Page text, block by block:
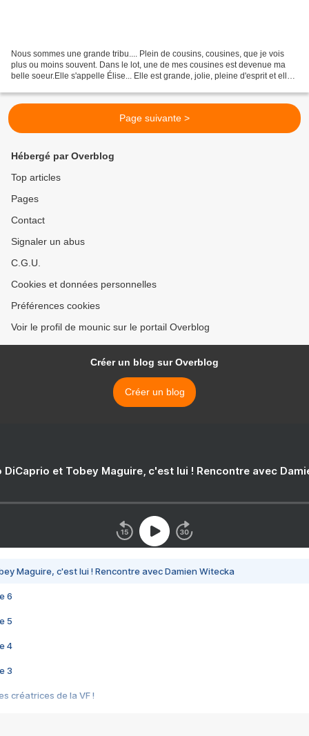
Nous sommes une grande tribu.... Plein de cousins, cousines, que je vois
plus ou moins souvent. Dans le lot, une de mes cousines est devenue ma
belle soeur.Elle s'appelle Élise... Elle est grande, jolie, pleine d'esprit et elle
Page suivante >
Hébergé par Overblog
Top articles
Pages
Contact
Signaler un abus
C.G.U.
Cookies et données personnelles
Préférences cookies
Voir le profil de mounic sur le portail Overblog
Créer un blog sur Overblog
Créer un blog
DiCaprio et Tobey Maguire, c'est lui ! Rencontre avec
Maguire, c'est lui ! Rencontre avec Damien Witecka
6
5
4
3
créatrices de la VF !